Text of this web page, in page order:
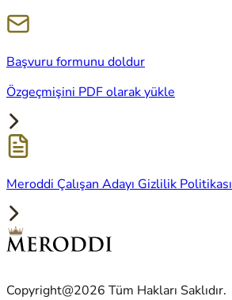
Başvuru formunu doldur
Özgeçmişini PDF olarak yükle
Meroddi Çalışan Adayı Gizlilik Politikası
Copyright@2026 Tüm Hakları Saklıdır.